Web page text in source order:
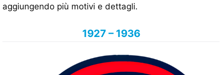
aggiungendo più motivi e dettagli.
1927 – 1936